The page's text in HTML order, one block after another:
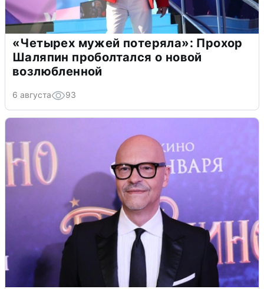
«Четырех мужей потеряла»: Прохор
Шаляпин проболтался о новой
возлюбленной
6 августа 93